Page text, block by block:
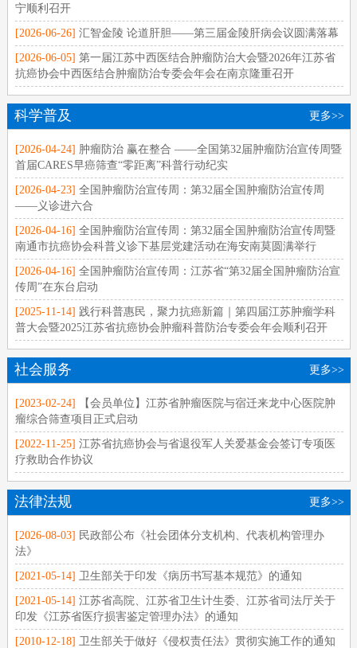
宁顺利召开
[2026-06-26] 汇智金陵 论道肝胆——第三届金陵肝病会议圆满落幕
[2026-06-05] 第一届江苏中西医结合肿瘤防治大会暨2026年江苏省
抗癌协会中西医结合肿瘤防治专委会年会在南京隆重召开
科学普及 更多>>
[2026-04-24] 肿瘤防治 赢在整合 ——全国第32届肿瘤防治宣传周暨
首届CARES早癌筛查“零距离”科普行动纪实
[2026-04-23] 全国肿瘤防治宣传周：第32届全国肿瘤防治宣传周
——义诊进六合
[2026-04-16] 全国肿瘤防治宣传周：第32届全国肿瘤防治宣传周暨
南通市抗癌协会科普义诊下基层党建活动在海安南莫圆满举行
[2026-04-16] 全国肿瘤防治宣传周：江苏省“第32届全国肿瘤防治宣
传周”在东台启动
[2025-11-14] 践行科普惠民，聚力抗癌新篇｜第四届江苏肿瘤学科
普大会暨2025江苏省抗癌协会肿瘤科普防治专委会年会顺利召开
社会服务 更多>>
[2023-02-24]
【会员单位】江苏省肿瘤医院与宿迁来龙中心医院肿
瘤综合筛查项目正式启动
[2022-11-25] 江苏省抗癌协会与省退役军人关爱基金会签订专项医
疗救助合作协议
法律法规 更多>>
[2026-08-03] 民政部公布《社会团体分支机构、代表机构管理办
法》
[2021-05-14] 卫生部关于印发《病历书写基本规范》的通知
[2021-05-14] 江苏省高院、江苏省卫生计生委、江苏省司法厅关于
印发《江苏省医疗损害鉴定管理办法》的通知
[2010-12-18] 卫生部关于做好《侵权责任法》贯彻实施工作的通知